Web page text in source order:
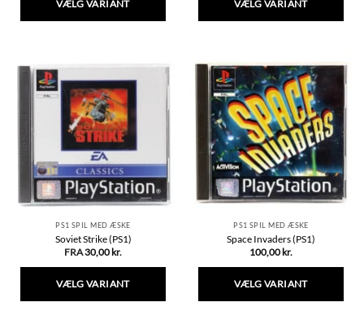
VÆLG VARIANT
varianter.
Mulighederne
kan
vælges
på
varesiden
VÆLG VARIANT
flere
varianter.
Mulighederne
kan
vælges
på
varesiden
PS1 SPIL MED ÆSKE
Soviet Strike (PS1)
FRA30,00 kr.
VÆLG VARIANT
PS1 SPIL MED ÆSKE
Space Invaders (PS1)
100,00 kr.
VÆLG VARIANT